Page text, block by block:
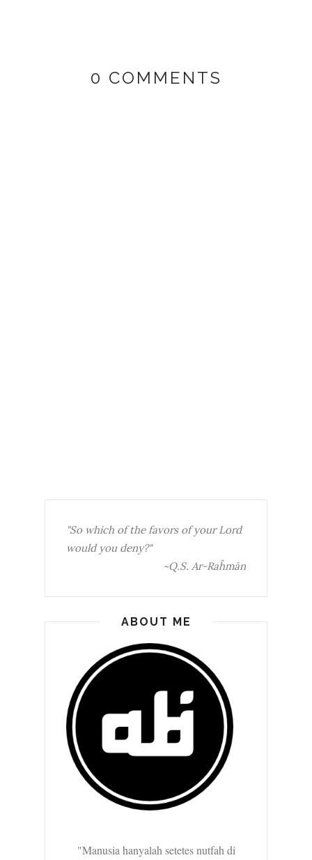
0 COMMENTS
"So which of the favors of your Lord
would you deny?"
~Q.S. Ar-Raĥmān
ABOUT ME
"Manusia hanyalah setetes nutfah di